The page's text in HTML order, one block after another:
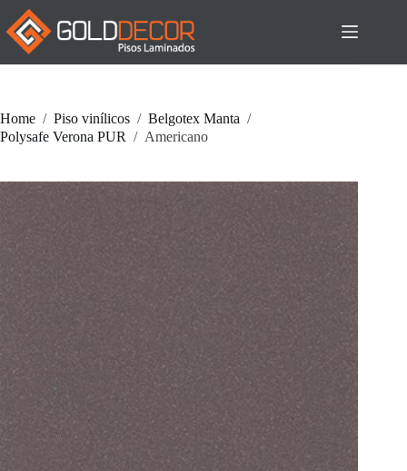
Pular
para
conteúdo
Home / Piso vinílicos / Belgotex Manta /
Polysafe Verona PUR / Americano